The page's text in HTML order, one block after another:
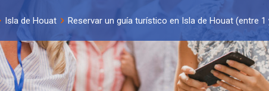
Isla de Houat Reservar un guía turístico en Isla de Houat (entre